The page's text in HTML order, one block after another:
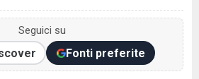
Seguici su
Fonti preferite